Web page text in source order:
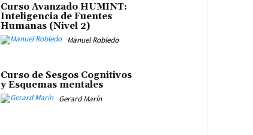
Curso Avanzado HUMINT:
Inteligencia de Fuentes
Humanas (Nivel 2)
Manuel Robledo
Curso de Sesgos Cognitivos
y Esquemas mentales
Gerard Marín